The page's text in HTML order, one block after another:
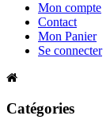
Mon compte
Contact
Mon Panier
Se connecter
Catégories